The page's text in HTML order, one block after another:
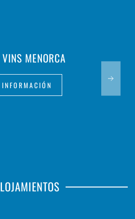
MENORCA
INFORMACIÓN